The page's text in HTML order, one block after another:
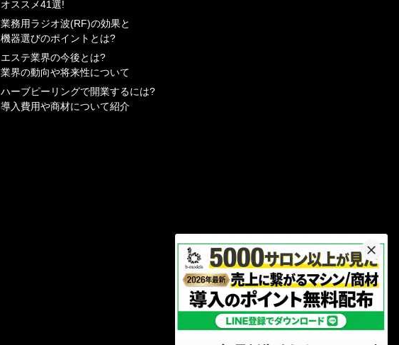
オススメ41選!
業務⽤ラジオ波(RF)の効果と
機器選びのポイントとは?
エステ業界の今後とは?
業界の動向や将来性について
ハーブピーリングで開業するには?
導⼊費⽤や商材について紹介